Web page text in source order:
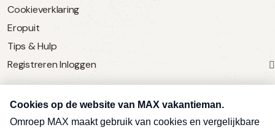
Cookieverklaring
Eropuit
Tips & Hulp
Registreren Inloggen
SERVICE
Over Omroep MAX